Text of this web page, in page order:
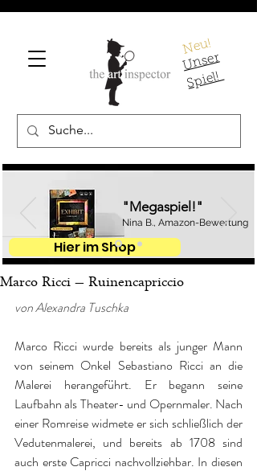
Neu!
U
ns
er
S
pi
el!
"Megaspiel!"
Nina B., Amazon-Bewertung
Hier im Shop
Marco Ricci – Ruinencapriccio
von Alexandra Tuschka
Marco Ricci wurde bereits als junger Mann
von seinem Onkel Sebastiano Ricci an die
Malerei herangeführt. Er begann seine
Laufbahn als Theater- und Opernmaler. Nach
einer Romreise widmete er sich schließlich der
Vedutenmalerei, und bereits ab 1708 sind
auch erste Capricci nachvollziehbar. In diesen